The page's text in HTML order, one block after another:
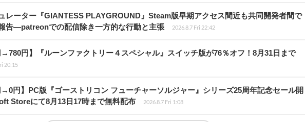
レーター『GIANTESS PLAYGROUND』Steam版早期アクセス間近も共同開発者間で
告―patreonでの配信除き一方的な行動と主張
2026.8.7 Fri 22:42
→780円】『ルーンファクトリー４スペシャル』スイッチ版が76％オフ！8月31日まで
20:15
→0円】PC版『ゴーストリコン フューチャーソルジャー』シリーズ25周年記念セール開
Storeにて8月13日17時まで無料配布
2026.8.7 Fri 1:08